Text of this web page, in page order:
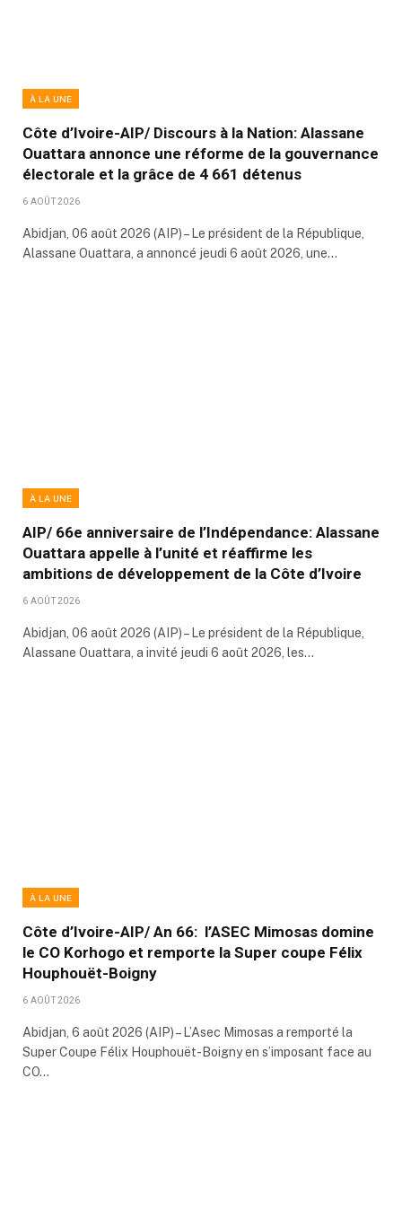
À LA UNE
Côte d’Ivoire-AIP/ Discours à la Nation: Alassane
Ouattara annonce une réforme de la gouvernance
électorale et la grâce de 4 661 détenus
6 AOÛT 2026
Abidjan, 06 août 2026 (AIP) – Le président de la République,
Alassane Ouattara, a annoncé jeudi 6 août 2026, une…
À LA UNE
AIP/ 66e anniversaire de l’Indépendance: Alassane
Ouattara appelle à l’unité et réaffirme les
ambitions de développement de la Côte d’Ivoire
6 AOÛT 2026
Abidjan, 06 août 2026 (AIP) – Le président de la République,
Alassane Ouattara, a invité jeudi 6 août 2026, les…
À LA UNE
Côte d’Ivoire-AIP/ An 66: l’ASEC Mimosas domine
le CO Korhogo et remporte la Super coupe Félix
Houphouët-Boigny
6 AOÛT 2026
Abidjan, 6 août 2026 (AIP) – L’Asec Mimosas a remporté la
Super Coupe Félix Houphouët-Boigny en s’imposant face au
CO…